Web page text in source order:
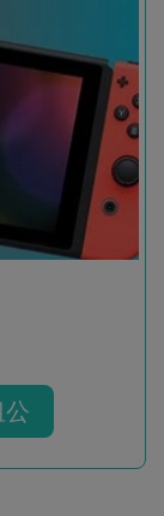
公